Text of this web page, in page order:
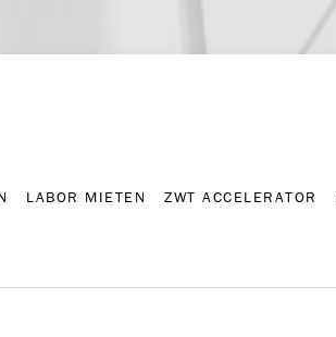
LABOR MIETEN ZWT ACCELERATOR